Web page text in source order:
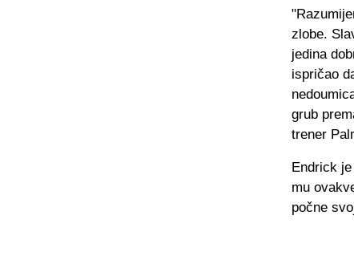
zlobe.
jedina
ispričao
grub
trener
Endrick
mu
počne